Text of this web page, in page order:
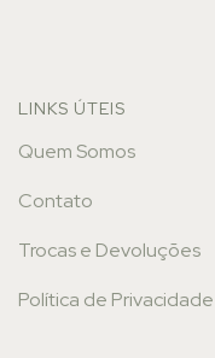
LINKS ÚTEIS
Quem Somos
Contato
Trocas e Devoluções
Política de Privacidade